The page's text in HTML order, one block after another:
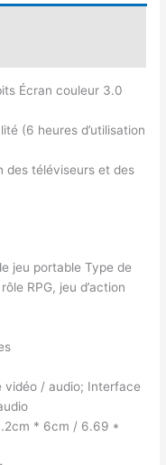
Écran couleur 3.0
(6 heures d’utilisation
des téléviseurs et des
jeu portable Type de
RPG, jeu d’action
vidéo / audio; Interface
* 6cm / 6.69 *